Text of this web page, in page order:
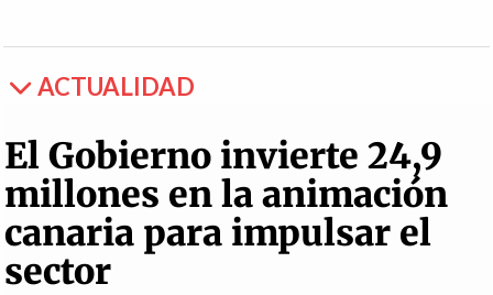
ACTUALIDAD
El Gobierno invierte 24,9
millones en la animación
canaria para impulsar el
sector